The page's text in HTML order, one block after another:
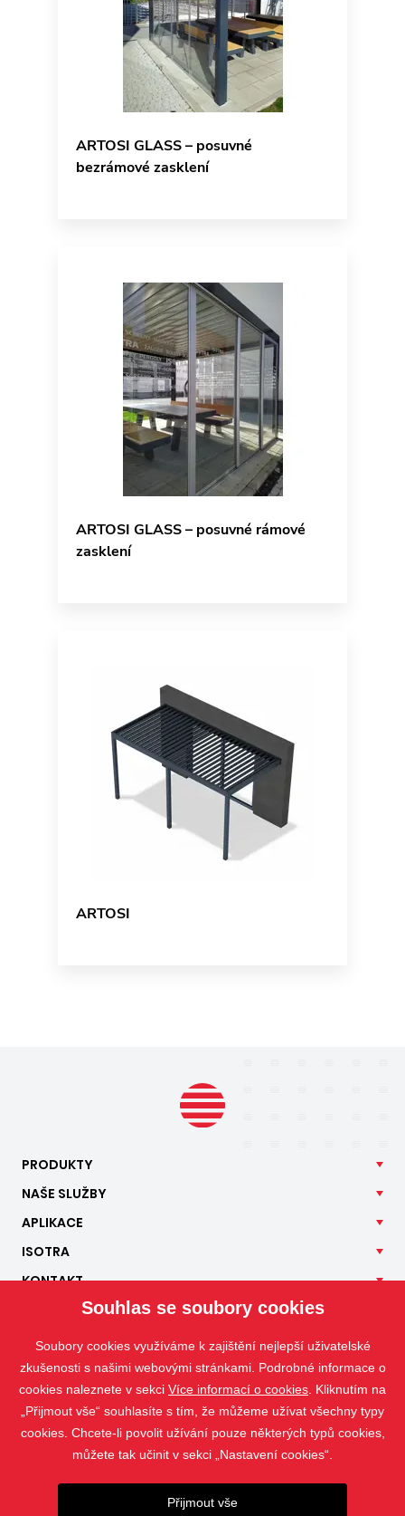
ARTOSI GLASS – posuvné
bezrámové zasklení
ARTOSI GLASS – posuvné rámové
zasklení
ARTOSI
PRODUKTY
NAŠE SLUŽBY
APLIKACE
ISOTRA
KONTAKT
Souhlas se soubory cookies
Soubory cookies využíváme k zajištění nejlepší uživatelské
zkušenosti s našimi webovými stránkami. Podrobné informace o
cookies naleznete v sekci Více informací o cookies . Kliknutím na
„Přijmout vše“ souhlasíte s tím, že můžeme užívat všechny typy
cookies. Chcete-li povolit užívání pouze některých typů cookies,
můžete tak učinit v sekci „Nastavení cookies“.
Přijmout vše